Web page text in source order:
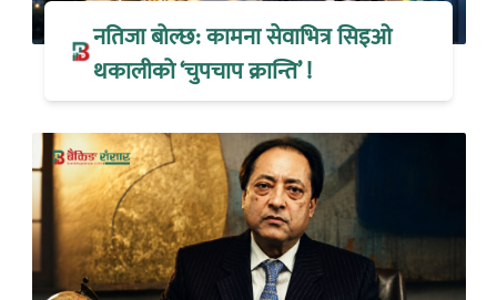
नतिजा बोल्छ: कामना सेवाभित्र सिइओ
थकालीको ‘चुपचाप क्रान्ति’ !